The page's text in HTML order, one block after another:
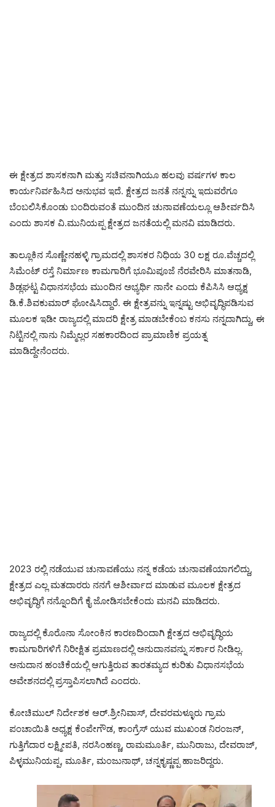
ಈ ಕ್ಷೇತ್ರದ ಶಾಸಕನಾಗಿ ಮತ್ತು ಸಚಿವನಾಗಿಯೂ ಹಲವು ವರ್ಷಗಳ ಕಾಲ
ಕಾರ್ಯನಿರ್ವಹಿಸಿದ ಅನುಭವ ಇದೆ. ಕ್ಷೇತ್ರದ ಜನತೆ ನನ್ನನ್ನು ಇದುವರೆಗೂ
ಬೆಂಬಲಿಸಿಕೊಂಡು ಬಂದಿರುವಂತೆ ಮುಂದಿನ ಚುನಾವಣೆಯಲ್ಲೂ ಆಶೀರ್ವದಿಸಿ
ಎಂದು ಶಾಸಕ ವಿ.ಮುನಿಯಪ್ಪ ಕ್ಷೇತ್ರದ ಜನತೆಯಲ್ಲಿ ಮನವಿ ಮಾಡಿದರು.
ತಾಲ್ಲೂಕಿನ ಸೊಣ್ಣೇನಹಳ್ಳಿ ಗ್ರಾಮದಲ್ಲಿ ಶಾಸಕರ ನಿಧಿಯ 30 ಲಕ್ಷ ರೂ.ವೆಚ್ಚದಲ್ಲಿ
ಸಿಮೆಂಟ್ ರಸ್ತೆ ನಿರ್ಮಾಣ ಕಾಮಗಾರಿಗೆ ಭೂಮಿಪೂಜೆ ನೆರವೇರಿಸಿ ಮಾತನಾಡಿ,
ಶಿಡ್ಲಘಟ್ಟ ವಿಧಾನಸಭೆಯ ಮುಂದಿನ ಅಭ್ಯರ್ಥಿ ನಾನೇ ಎಂದು ಕೆಪಿಸಿಸಿ ಆಧ್ಯಕ್ಷ
ಡಿ.ಕೆ.ಶಿವಕುಮಾರ್ ಘೋಷಿಸಿದ್ದಾರೆ. ಈ ಕ್ಷೇತ್ರವನ್ನು ಇನ್ನಷ್ಟು ಅಭಿವೃದ್ಧಿಪಡಿಸುವ
ಮೂಲಕ ಇಡೀ ರಾಜ್ಯದಲ್ಲಿ ಮಾದರಿ ಕ್ಷೇತ್ರ ಮಾಡಬೇಕೆಂಬ ಕನಸು ನನ್ನದಾಗಿದ್ದು, ಈ
ನಿಟ್ಟಿನಲ್ಲಿ ನಾನು ನಿಮ್ಮೆಲ್ಲರ ಸಹಕಾರದಿಂದ ಪ್ರಾಮಾಣಿಕ ಪ್ರಯತ್ನ
ಮಾಡಿದ್ದೇನೆಂದರು.
2023 ರಲ್ಲಿ ನಡೆಯುವ ಚುನಾವಣೆಯು ನನ್ನ ಕಡೆಯ ಚುನಾವಣೆಯಾಗಲಿದ್ದು,
ಕ್ಷೇತ್ರದ ಎಲ್ಲ ಮತದಾರರು ನನಗೆ ಆಶೀರ್ವಾದ ಮಾಡುವ ಮೂಲಕ ಕ್ಷೇತ್ರದ
ಅಭಿವೃದ್ಧಿಗೆ ನನ್ನೊಂದಿಗೆ ಕೈ ಜೋಡಿಸಬೇಕೆಂದು ಮನವಿ ಮಾಡಿದರು.
ರಾಜ್ಯದಲ್ಲಿ ಕೊರೊನಾ ಸೋಂಕಿನ ಕಾರಣದಿಂದಾಗಿ ಕ್ಷೇತ್ರದ ಅಭಿವೃದ್ಧಿಯ
ಕಾಮಗಾರಿಗಳಿಗೆ ನಿರೀಕ್ಷಿತ ಪ್ರಮಾಣದಲ್ಲಿ ಅನುದಾನವನ್ನು ಸರ್ಕಾರ ನೀಡಿಲ್ಲ.
ಅನುದಾನ ಹಂಚಿಕೆಯಲ್ಲಿ ಆಗುತ್ತಿರುವ ತಾರತಮ್ಯದ ಕುರಿತು ವಿಧಾನಸಭೆಯ
ಅವೇಶನದಲ್ಲಿ ಪ್ರಸ್ತಾಪಿಸಲಾಗಿದೆ ಎಂದರು.
ಕೋಚಿಮುಲ್ ನಿರ್ದೇಶಕ ಆರ್.ಶ್ರೀನಿವಾಸ್, ದೇವರಮಳ್ಳೂರು ಗ್ರಾಮ
ಪಂಚಾಯಿತಿ ಅಧ್ಯಕ್ಷ ಕೆಂಪೇಗೌಡ, ಕಾಂಗ್ರೆಸ್ ಯುವ ಮುಖಂಡ ನಿರಂಜನ್,
ಗುತ್ತಿಗೆದಾರ ಲಕ್ಷ್ಮೀಪತಿ, ನರಸಿಂಹಣ್ಣ, ರಾಮಮೂರ್ತಿ, ಮುನಿರಾಜು, ದೇವರಾಜ್,
ಪಿಳ್ಳಮುನಿಯಪ್ಪ, ಮೂರ್ತಿ, ಮಂಜುನಾಥ್, ಚನ್ನಕೃಷ್ಣಪ್ಪ ಹಾಜರಿದ್ದರು.